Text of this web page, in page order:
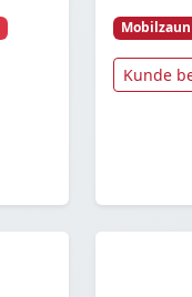
Mobilzaun
Kunde